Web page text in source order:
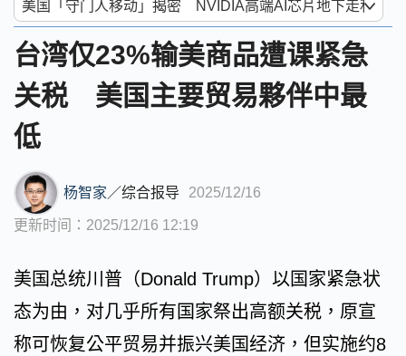
台湾仅23%输美商品遭课紧急
关税 美国主要贸易夥伴中最
低
杨智家 ／综合报导 2025/12/16
更新时间：2025/12/16 12:19
美国总统川普（Donald Trump）以国家紧急状
态为由，对几乎所有国家祭出高额关税，原宣
称可恢复公平贸易并振兴美国经济，但实施约8